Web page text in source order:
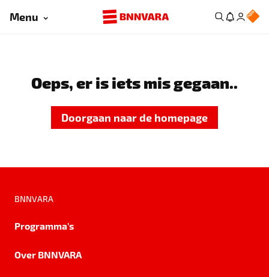
Menu
Oeps, er is iets mis gegaan..
Doorgaan naar de homepage
BNNVARA
Programma's
Over BNNVARA